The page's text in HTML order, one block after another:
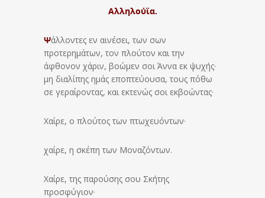
Αλληλούϊα.
Ψάλλοντες εν αινέσει, των σων
προτερημάτων, τον πλούτον και την
άφθονον χάριν, βοώμεν σοι Άννα εκ ψυχής·
μη διαλίπης ημάς εποπτεύουσα, τους πόθω
σε γεραίροντας, και εκτενώς σοι εκβοώντας·
Χαίρε, ο πλούτος των πτωχευόντων·
χαίρε, η σκέπη των Μοναζόντων.
Χαίρε, της παρούσης σου Σκήτης
προσφύγιον·